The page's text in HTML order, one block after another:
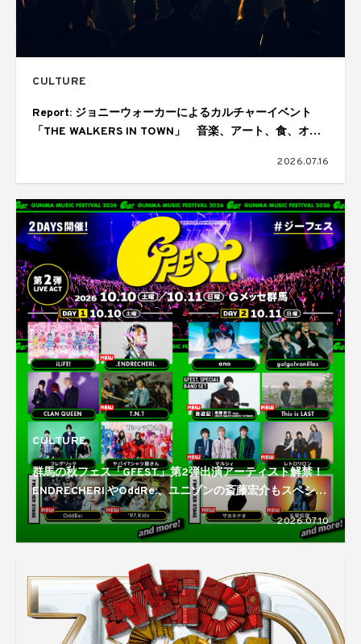
CULTURE
Report: ジョニーウォーカーによるカルチャーイベント
「THE WALKERS IN TOWN」 音楽、アート、食、オー
2026.07.16
CULTURE
群馬の秋フェス「GFEST.」第2弾出演アーティスト解禁！
ENDRECHERI.やOddRe:、ユニゾンの斎藤宏介もスペシャ
ルバンドセットで登場
2026.07.10